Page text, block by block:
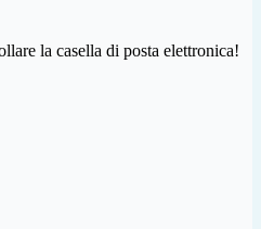
la casella di posta elettronica!